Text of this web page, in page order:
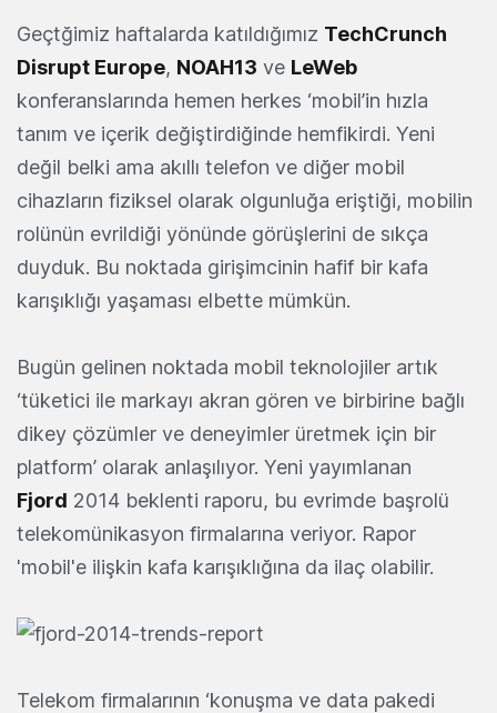
Geçtğimiz haftalarda katıldığımız TechCrunch
Disrupt Europe, NOAH13 ve LeWeb
konferanslarında hemen herkes ‘mobil’in hızla
tanım ve içerik değiştirdiğinde hemfikirdi. Yeni
değil belki ama akıllı telefon ve diğer mobil
cihazların fiziksel olarak olgunluğa eriştiği, mobilin
rolünün evrildiği yönünde görüşlerini de sıkça
duyduk. Bu noktada girişimcinin hafif bir kafa
karışıklığı yaşaması elbette mümkün.
Bugün gelinen noktada mobil teknolojiler artık
‘tüketici ile markayı akran gören ve birbirine bağlı
dikey çözümler ve deneyimler üretmek için bir
platform’ olarak anlaşılıyor. Yeni yayımlanan
Fjord 2014 beklenti raporu, bu evrimde başrolü
telekomünikasyon firmalarına veriyor. Rapor
'mobil'e ilişkin kafa karışıklığına da ilaç olabilir.
Telekom firmalarının ‘konuşma ve data pakedi